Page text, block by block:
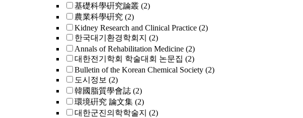
基礎科學硏究論叢 (2)
農業科學硏究 (2)
Kidney Research and Clinical Practice (2)
한국대기환경학회지 (2)
Annals of Rehabilitation Medicine (2)
대한전기학회 학술대회 논문집 (2)
Bulletin of the Korean Chemical Society (2)
도시정보 (2)
韓國脂質學會誌 (2)
環境硏究 論文集 (2)
대한군진의학학술지 (2)